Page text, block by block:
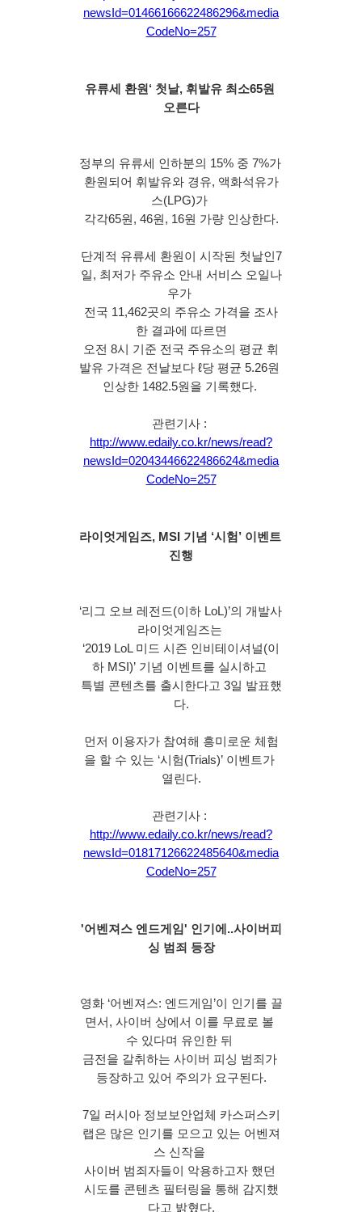
newsId=01466166622486296&media
CodeNo=257
유류세 환원‘ 첫날, 휘발유 최소65원
오른다
정부의 유류세 인하분의 15% 중 7%가
환원되어 휘발유와 경유, 액화석유가
스(LPG)가
각각65원, 46원, 16원 가량 인상한다.
단계적 유류세 환원이 시작된 첫날인7
일, 최저가 주유소 안내 서비스 오일나
우가
전국 11,462곳의 주유소 가격을 조사
한 결과에 따르면
오전 8시 기준 전국 주유소의 평균 휘
발유 가격은 전날보다 ℓ당 평균 5.26원
인상한 1482.5원을 기록했다.
http://www.edaily.co.kr/news/read?
newsId=02043446622486624&media
CodeNo=257
라이엇게임즈, MSI 기념 ‘시험’ 이벤트
진행
‘리그 오브 레전드(이하 LoL)’의 개발사
라이엇게임즈는
‘2019 LoL 미드 시즌 인비테이셔널(이
하 MSI)’ 기념 이벤트를 실시하고
특별 콘텐츠를 출시한다고 3일 발표했
다.
먼저 이용자가 참여해 흥미로운 체험
을 할 수 있는 ‘시험(Trials)’ 이벤트가
열린다.
http://www.edaily.co.kr/news/read?
newsId=01817126622485640&media
CodeNo=257
'어벤져스 엔드게임' 인기에..사이버피
싱 범죄 등장
영화 ‘어벤져스: 엔드게임’이 인기를 끌
면서, 사이버 상에서 이를 무료로 볼
수 있다며 유인한 뒤
금전을 갈취하는 사이버 피싱 범죄가
등장하고 있어 주의가 요구된다.
7일 러시아 정보보안업체 카스퍼스키
랩은 많은 인기를 모으고 있는 어벤져
스 신작을
사이버 범죄자들이 악용하고자 했던
시도를 콘텐츠 필터링을 통해 감지했
다고 밝혔다.